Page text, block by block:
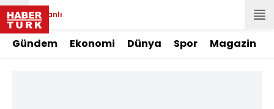
Canlı
Gündem Ekonomi Dünya Spor Magazin